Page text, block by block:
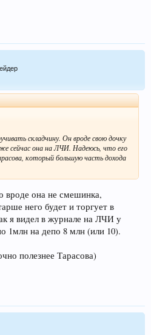
складчину. Он вроде свою дочку
сейчас она на ЛЧИ. Надеюсь, что его
который большую часть дохода
вроде она не смешинка,
него будет и торгует в
я видел в журнале на ЛЧИ у
1млн на депо 8 млн (или 10).
полезнее Тарасова)